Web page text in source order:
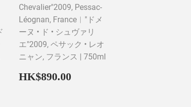
Chevalier"2009, Pessac-
Léognan, France︱"ドメ
ーヌ • ド • シュヴァリ
エ"2009, ペサック • レオ
ニャン, フランス | 750ml
Regular
price
HK$890.00